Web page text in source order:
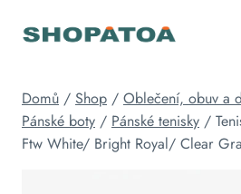
Domů / Shop / Oblečení, obuv a
Pánské boty / Pánské tenisky /
Ftw White/ Bright Royal/ Clear